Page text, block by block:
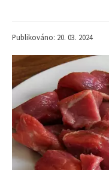
Publikováno: 20. 03. 2024